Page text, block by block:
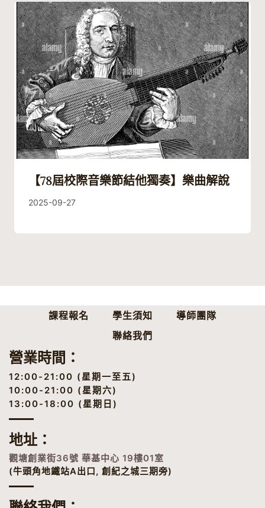
【78屆校際音樂節結他獨奏】樂曲解說
By
2025-09-27
課程報名 學生須知
導師團隊
聯絡我們
營業時間：
12:00-21:00 (星期一至五)
10:00-21:00 (星期六)
13:00-18:00 (星期日)
地址：
觀塘創業街36號 華基中心 19樓01室
(牛頭角地鐵站A出口, 創紀之城三期旁)